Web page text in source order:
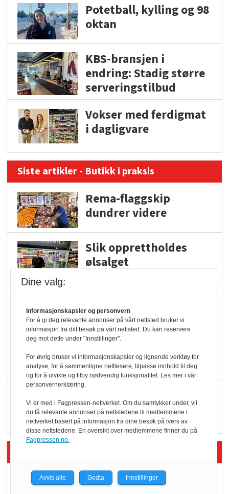
Potetball, kylling og 98
oktan
KBS-bransjen i
endring: Stadig større
serveringstilbud
Vokser med ferdigmat
i dagligvare
Siste artikler - Butikk i praksis
Rema-flaggskip
dundrer videre
Slik opprettholdes
ølsalget
hyller
KI lager mat i butikken
Rema i 2025
Kolonihagens norske
Dine valg:
Informasjonskapsler og personvern
For å gi deg relevante annonser på vårt nettsted bruker vi
informasjon fra ditt besøk på vårt nettsted. Du kan reservere
deg mot dette under "Innstillinger".
For øvrig bruker vi informasjonskapsler og lignende verktøy for
analyse, for å sammenligne nettlesere, tilpasse innhold til deg
og for å utvikle og tilby nødvendig funksjonalitet. Les mer i vår
personvernerklæring.
Vi er med i Fagpressen-nettverket. Om du samtykker under, vil
du få relevante annonser på nettstedene til medlemmene i
nettverket basert på informasjon fra dine besøk på tvers av
disse nettstedene. En oversikt over medlemmene finner du på
Fagpressen.no.
Avvis alle Godta Innstillinger